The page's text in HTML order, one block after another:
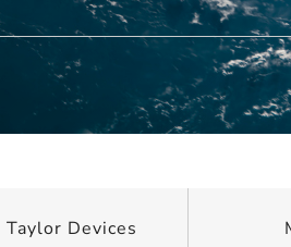
Taylor Devices